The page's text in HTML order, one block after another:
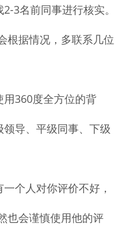
3名前同事进行核实。
根据情况，多联系几位
360度全方位的背
导、平级同事、下级
个人对你评价不好，
也会谨慎使用他的评